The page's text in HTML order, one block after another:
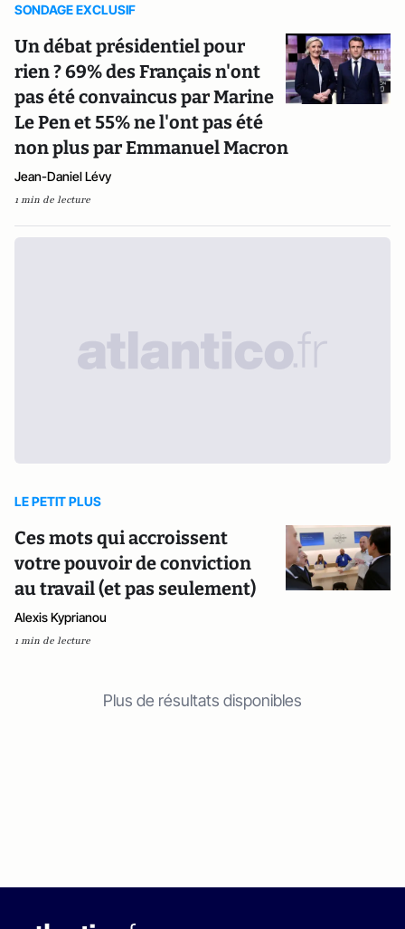
SONDAGE EXCLUSIF
Un débat présidentiel pour
rien ? 69% des Français n'ont
pas été convaincus par Marine
Le Pen et 55% ne l'ont pas été
non plus par Emmanuel Macron
Jean-Daniel Lévy
1 min de lecture
LE PETIT PLUS
Ces mots qui accroissent
votre pouvoir de conviction
au travail (et pas seulement)
Alexis Kyprianou
1 min de lecture
Plus de résultats disponibles